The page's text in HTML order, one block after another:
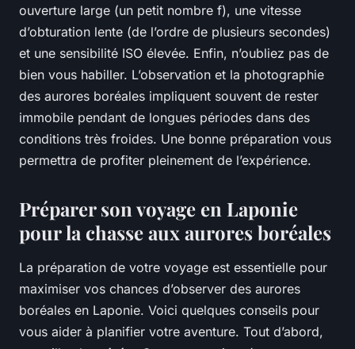
ouverture large (un petit nombre f), une vitesse
d’obturation lente (de l’ordre de plusieurs secondes)
et une sensibilité ISO élevée. Enfin, n’oubliez pas de
bien vous habiller. L’observation et la photographie
des aurores boréales impliquent souvent de rester
immobile pendant de longues périodes dans des
conditions très froides. Une bonne préparation vous
permettra de profiter pleinement de l’expérience.
Préparer son voyage en Laponie
pour la chasse aux aurores boréales
La préparation de votre voyage est essentielle pour
maximiser vos chances d’observer des aurores
boréales en Laponie. Voici quelques conseils pour
vous aider à planifier votre aventure. Tout d’abord,